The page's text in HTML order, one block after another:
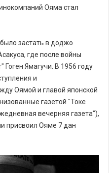
Ояма стал
застать в доджо
где после войны
Гоген Ямагучи. В 1956 году
и
Оямой и главой японской
газетой "Токе
вечерняя газета"),
присвоил Ояме 7 дан